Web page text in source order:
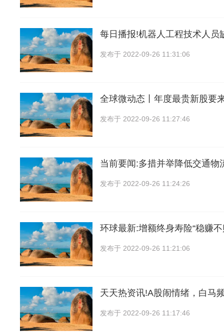
每日播报!机器人工程技术人员
发布于 2022-09-26 11:31:06
全球微动态丨年度最贵新股要
发布于 2022-09-26 11:27:46
当前要闻:多措并举降低交通物
发布于 2022-09-26 11:24:26
环球最新:增额终身寿险“稳赚不
发布于 2022-09-26 11:21:06
天天热资讯!A股闹情绪，白马
发布于 2022-09-26 11:17:46